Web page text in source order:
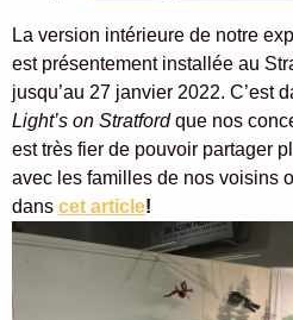
La version intérieure de notre
est présentement installée au
jusqu’au 27 janvier 2022. C’est
Light’s on Stratfordque nos
est très fier de pouvoir partager
avec les familles de nos voisins
dans cet article!